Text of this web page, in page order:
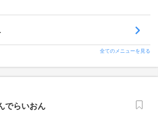
全てのメニューを見る
でらいおん